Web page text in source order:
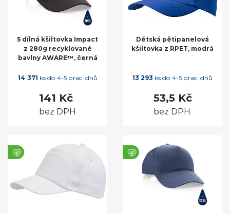
5 dílná kšiltovka Impact
z 280g recyklované
bavlny AWARE™, černá
14 371 ks do 4-5 prac. dnů
141 Kč
bez DPH
Dětská pětipanelová
kšiltovka z RPET, modrá
13 293 ks do 4-5 prac. dnů
53,5 Kč
bez DPH